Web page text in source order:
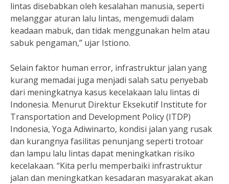
lintas disebabkan oleh kesalahan manusia, seperti
melanggar aturan lalu lintas, mengemudi dalam
keadaan mabuk, dan tidak menggunakan helm atau
sabuk pengaman,” ujar Istiono.
Selain faktor human error, infrastruktur jalan yang
kurang memadai juga menjadi salah satu penyebab
dari meningkatnya kasus kecelakaan lalu lintas di
Indonesia. Menurut Direktur Eksekutif Institute for
Transportation and Development Policy (ITDP)
Indonesia, Yoga Adiwinarto, kondisi jalan yang rusak
dan kurangnya fasilitas penunjang seperti trotoar
dan lampu lalu lintas dapat meningkatkan risiko
kecelakaan. “Kita perlu memperbaiki infrastruktur
jalan dan meningkatkan kesadaran masyarakat akan